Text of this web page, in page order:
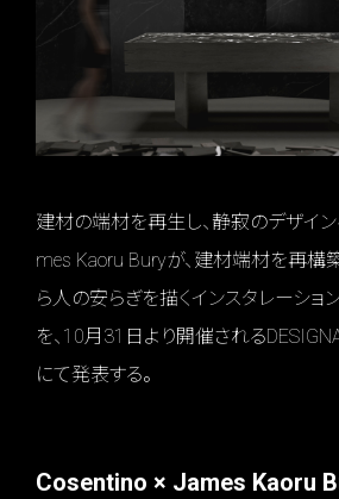
建材の端材を再生し、静寂のデザイン
mes Kaoru Buryが、建材端材を再構
ら人の安らぎを描くインスタレーション
を、10月31日より開催される
にて発表する。
Cosentino × James Kaoru